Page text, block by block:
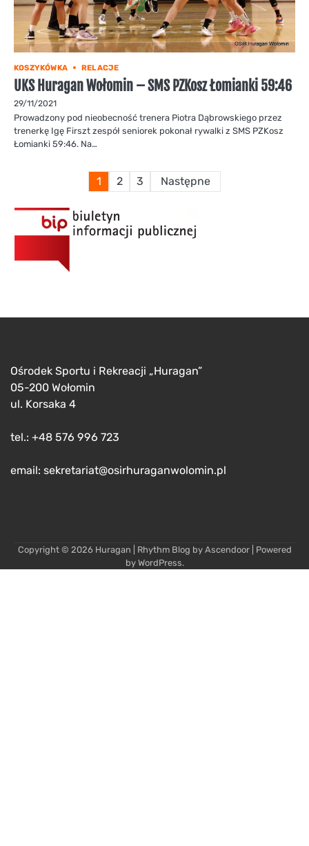
KOSZYKÓWKA RELACJE
UKS Huragan Wołomin – SMS PZKosz Łomianki 59:46
29/11/2021
Prowadzony pod nieobecność trenera Piotra Dąbrowskiego przez
trenerkę Igę Firszt zespół seniorek pokonał rywalki z SMS PZKosz
Łomianki 59:46. Na…
Stronicowanie
1 2 3 Następne
Ośrodek Sportu i Rekreacji „Huragan”
05-200 Wołomin
ul. Korsaka 4
tel.: +48 576 996 723
email: sekretariat@osirhuraganwolomin.pl
Copyright © 2026 Huragan | Rhythm Blog by Ascendoor| Powered
by WordPress.